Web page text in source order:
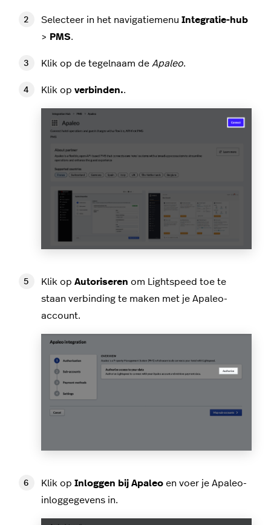
Selecteer in het navigatiemenu Integratie-hub
> PMS.
Klik op de tegelnaam de Apaleo.
Klik op verbinden..
Klik op Autoriseren om Lightspeed toe te
staan verbinding te maken met je Apaleo-
account.
Klik op Inloggen bij Apaleo en voer je Apaleo-
inloggegevens in.